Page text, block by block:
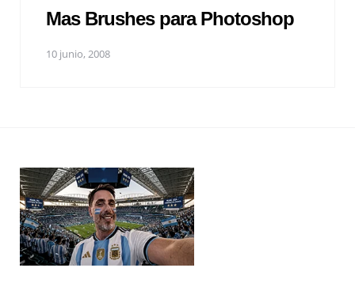
Mas Brushes para Photoshop
10 junio, 2008